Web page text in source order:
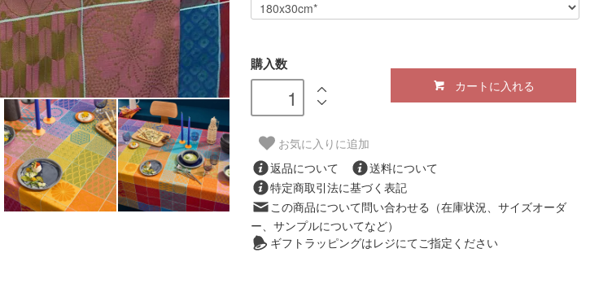
購入数
カートに入れる
お気に入りに追加
返品について
送料について
特定商取引法に基づく表記
この商品について問い合わせる（在庫状況、サイズオーダ
ー、サンプルについてなど）
ギフトラッピングはレジにてご指定ください